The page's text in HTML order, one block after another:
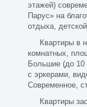
этажей)
Парус» на
отдыха,
Квартиры в
комнатных,
Большие (до 10
с эркерами,
Современное,
Квартиры